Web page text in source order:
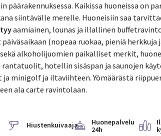
päärakennuksessa. Kaikissa huoneissa on
siintävälle merelle. Huoneisiin saa
aamiainen, lounas ja illallinen
(nopeaa ruokaa, pieniä herkkuja
alkoholijuomien paikalliset merkit,
rantatuolit, hotellin sisäspan ja saunojen
minigolf ja iltaviihteen. Yömäärästä
ala carte ravintolaan.
Hiustenkuivaaja
Huonepalvelu
24h